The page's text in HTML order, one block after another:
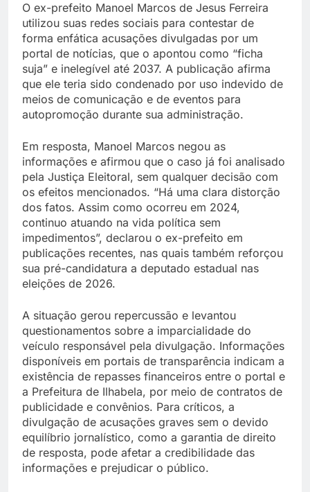
O ex-prefeito Manoel Marcos de Jesus Ferreira
utilizou suas redes sociais para contestar de
forma enfática acusações divulgadas por um
portal de notícias, que o apontou como “ficha
suja” e inelegível até 2037. A publicação afirma
que ele teria sido condenado por uso indevido de
meios de comunicação e de eventos para
autopromoção durante sua administração.
Em resposta, Manoel Marcos negou as
informações e afirmou que o caso já foi analisado
pela Justiça Eleitoral, sem qualquer decisão com
os efeitos mencionados. “Há uma clara distorção
dos fatos. Assim como ocorreu em 2024,
continuo atuando na vida política sem
impedimentos”, declarou o ex-prefeito em
publicações recentes, nas quais também reforçou
sua pré-candidatura a deputado estadual nas
eleições de 2026.
A situação gerou repercussão e levantou
questionamentos sobre a imparcialidade do
veículo responsável pela divulgação. Informações
disponíveis em portais de transparência indicam a
existência de repasses financeiros entre o portal e
a Prefeitura de Ilhabela, por meio de contratos de
publicidade e convênios. Para críticos, a
divulgação de acusações graves sem o devido
equilíbrio jornalístico, como a garantia de direito
de resposta, pode afetar a credibilidade das
informações e prejudicar o público.